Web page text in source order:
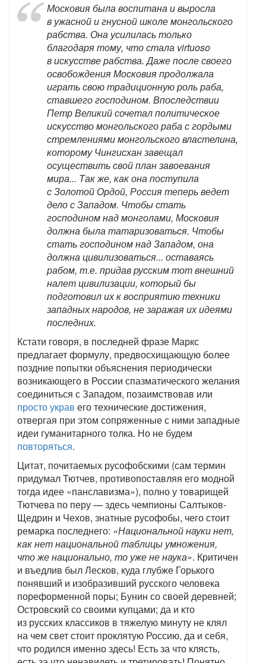
Московия была воспитана и выросла
в ужасной и гнусной школе монгольского
рабства. Она усилилась только
благодаря тому, что стала virtuoso
в искусстве рабства. Даже после своего
освобождения Московия продолжала
играть свою традиционную роль раба,
ставшего господином. Впоследствии
Петр Великий сочетал политическое
искусство монгольского раба с гордыми
стремлениями монгольского властелина,
которому Чингисхан завещал
осуществить свой план завоевания
мира... Так же, как она поступила
с Золотой Ордой, Россия теперь ведет
дело с Западом. Чтобы стать
господином над монголами, Московия
должна была татаризоваться. Чтобы
стать господином над Западом, она
должна цивилизоваться... оставаясь
рабом, т.е. придав русским тот внешний
налет цивилизации, который бы
подготовил их к восприятию техники
западных народов, не заражая их идеями
последних.
Кстати говоря, в последней фразе Маркс
предлагает формулу, предвосхищающую более
поздние попытки объяснения периодически
возникающего в России спазматического желания
соединиться с Западом, позаимствовав или
просто украв его технические достижения,
отвергая при этом сопряженные с ними западные
идеи гуманитарного толка. Но не будем
повторяться.
Цитат, почитаемых русофобскими (сам термин
придумал Тютчев, противопоставляя его модной
тогда идее «панславизма»), полно у товарищей
Тютчева по перу — здесь чемпионы Салтыков-
Щедрин и Чехов, знатные русофобы, чего стоит
ремарка последнего: «Национальной науки нет,
как нет национальной таблицы умножения,
что же национально, то уже не наука». Критичен
и въедлив был Лесков, куда глубже Горького
понявший и изобразивший русского человека
пореформенной поры; Бунин со своей деревней;
Островский со своими купцами; да и кто
из русских классиков в тяжелую минуту не клял
на чем свет стоит проклятую Россию, да и себя,
что родился именно здесь! Есть за что клясть,